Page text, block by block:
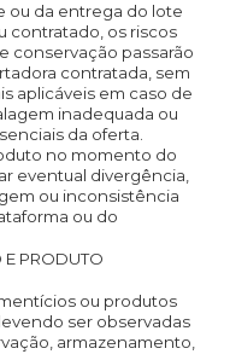
ou da entrega do lote
contratado, os riscos
conservação passarão
contratada, sem
aplicáveis em caso de
inadequada ou
da oferta.
no momento do
eventual divergência,
ou inconsistência
ou do
PRODUTO
ou produtos
ser observadas
armazenamento,